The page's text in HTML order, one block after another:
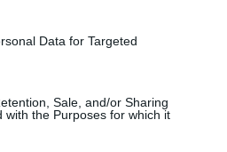
Data for Targeted
Sale, and/or Sharing
the Purposes for which it
ce-i mai
este
inimi și iubiri